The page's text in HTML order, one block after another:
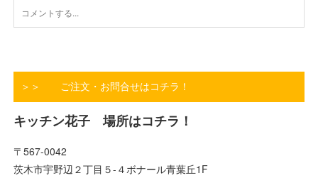
＞＞ ご注文・お問合せはコチラ！
キッチン花子 場所はコチラ！
〒567-0042
茨木市宇野辺２丁目５-４ボナール青葉丘1F